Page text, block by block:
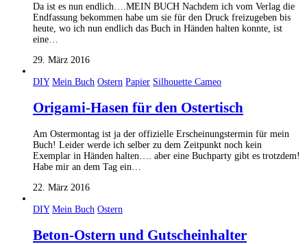
Da ist es nun endlich….MEIN BUCH Nachdem ich vom Verlag die
Endfassung bekommen habe um sie für den Druck freizugeben bis
heute, wo ich nun endlich das Buch in Händen halten konnte, ist
eine…
29. März 2016
DIY Mein Buch Ostern Papier Silhouette Cameo
Origami-Hasen für den Ostertisch
Am Ostermontag ist ja der offizielle Erscheinungstermin für mein
Buch! Leider werde ich selber zu dem Zeitpunkt noch kein
Exemplar in Händen halten…. aber eine Buchparty gibt es trotzdem!
Habe mir an dem Tag ein…
22. März 2016
DIY Mein Buch Ostern
Beton-Ostern und Gutscheinhalter